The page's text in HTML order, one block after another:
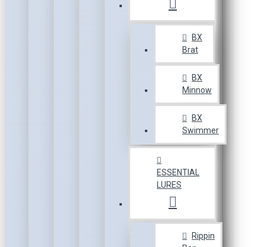
BX
Brat
BX
Minnow
BX
Swimmer
ESSENTIAL
LURES
Rippin